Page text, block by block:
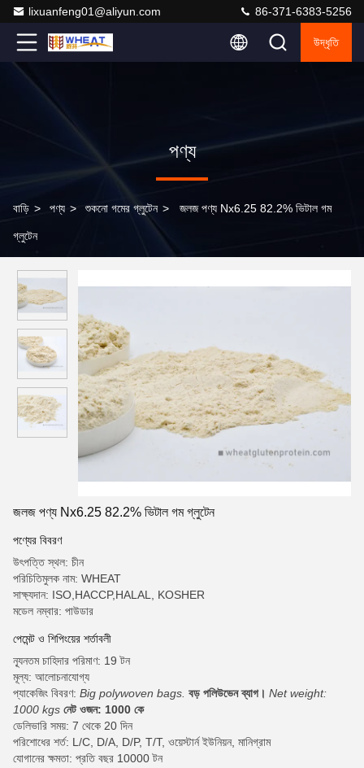
lixuanfeng01@aliyun.com 86-371-6383-5256
উদ্ধৃতি
পণ্য
বাড়ি > পণ্য > শুকনো গমের গ্লুটেন > জলজ পণ্য Nx6.25 82.2% ভিটাল গম
গ্লুটেন
জলজ পণ্য Nx6.25 82.2% ভিটাল গম গ্লুটেন
পণ্যের বিবরণ
উৎপত্তি স্থল: চীন
পরিচিতিমুলক নাম: WHEAT
সাক্ষ্যদান: ISO,HACCP,HALAL, KOSHER
মডেল নম্বার: পাউডার
পেমেন্ট ও শিপিংয়ের শর্তাবলী
ন্যূনতম চাহিদার পরিমাণ: 19 টন
মূল্য: আলোচনাযোগ্য
প্যাকেজিং বিবরণ: Big polywoven bags. বড় পলিউভেন ব্যাগ। Net weight:
1000 kgs নেট ওজন: 1000 কে
ডেলিভারি সময়: 7 থেকে 20 দিন
পরিশোধের শর্ত: L/C, D/A, D/P, T/T, ওয়েস্টার্ন ইউনিয়ন, মানিগ্রাম
যোগানের ক্ষমতা: প্রতি বছর 10000 টন